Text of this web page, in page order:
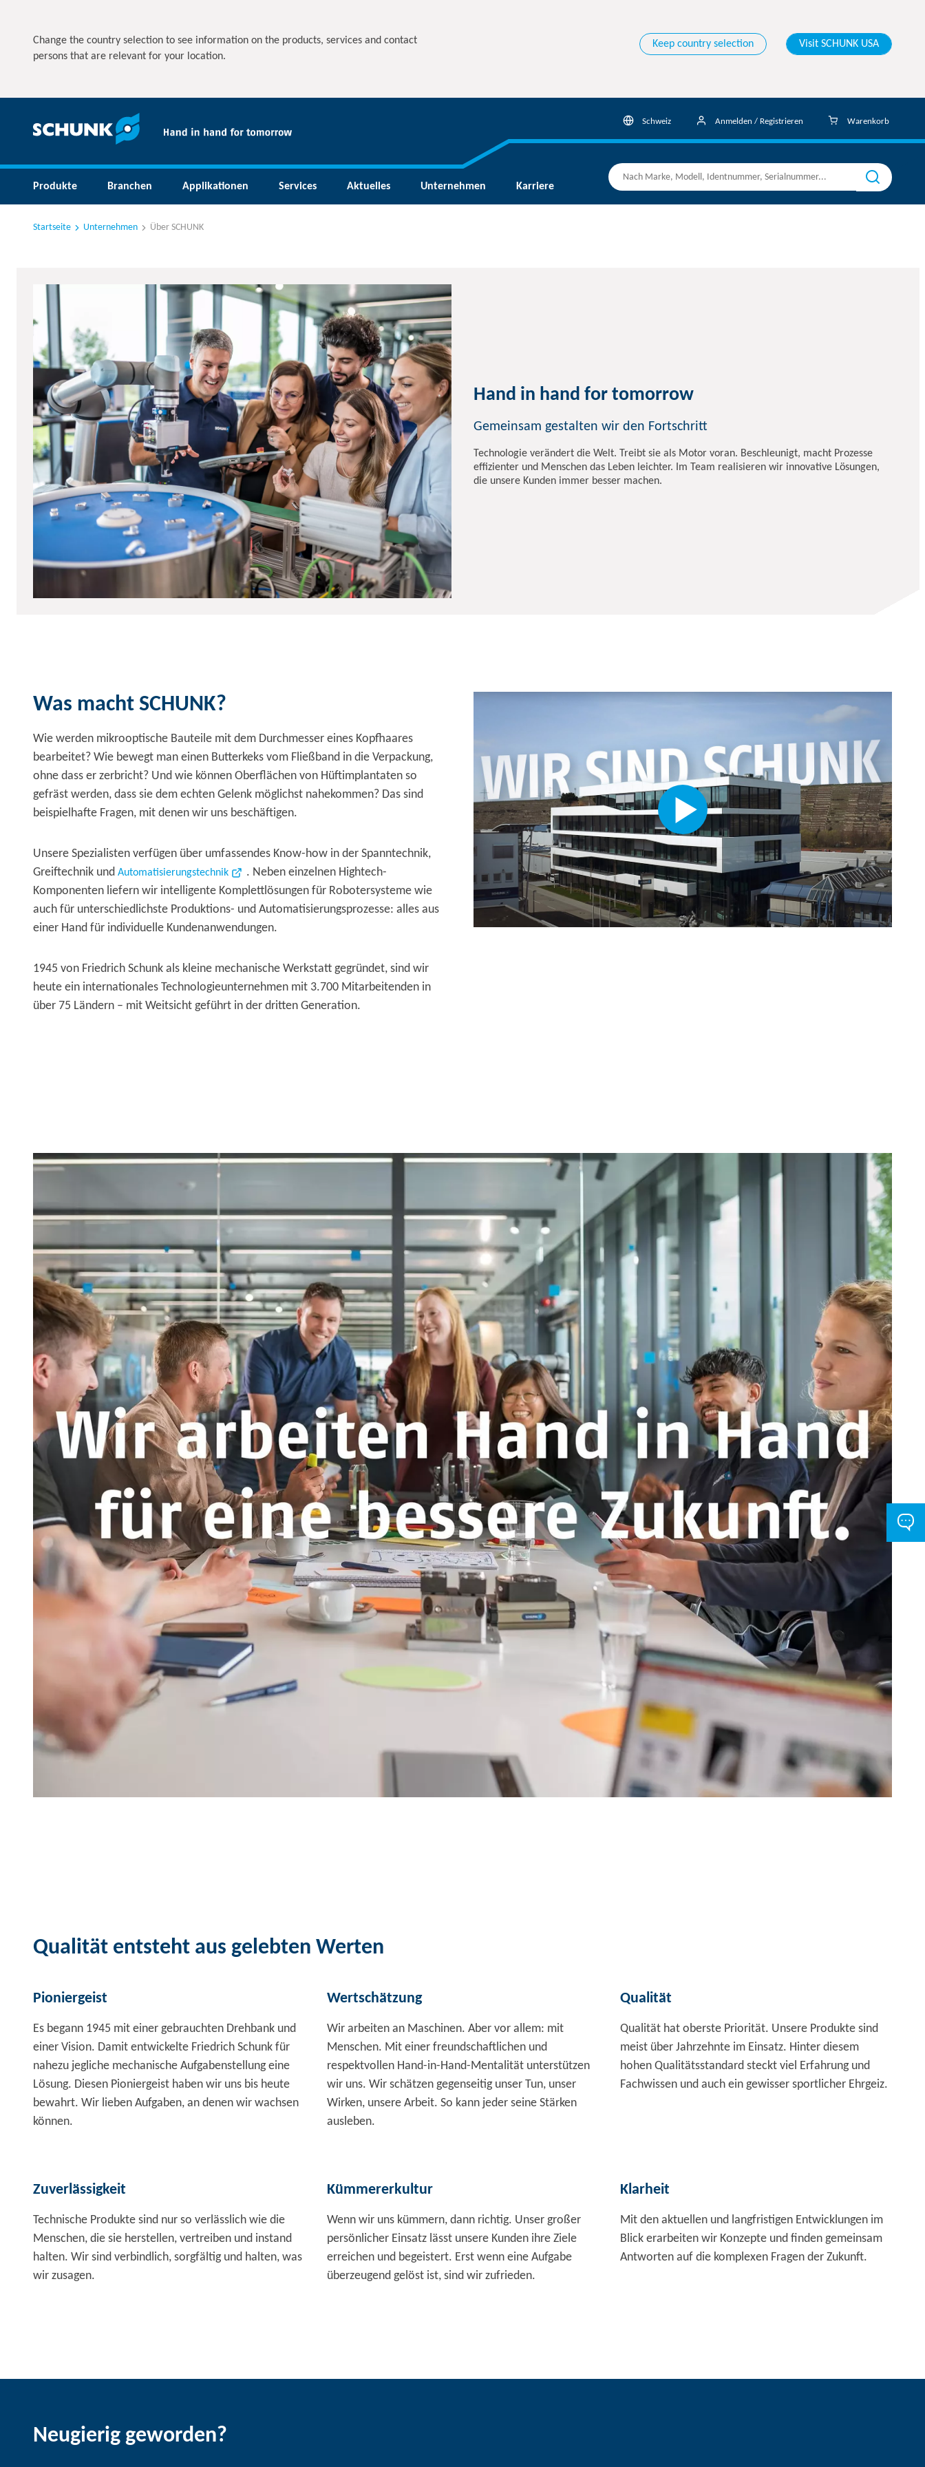
Change the country selection to see information on the products, services and contact
persons that are relevant for your location.
Keep country selection Visit SCHUNK USA
Schweiz Anmelden / Registrieren Warenkorb
Produkte Branchen Applikationen Services Aktuelles Unternehmen Karriere
Startseite Unternehmen Über SCHUNK
Hand in hand for tomorrow
Gemeinsam gestalten wir den Fortschritt
Technologie verändert die Welt. Treibt sie als Motor voran. Beschleunigt, macht Prozesse
effizienter und Menschen das Leben leichter. Im Team realisieren wir innovative Lösungen,
die unsere Kunden immer besser machen.
Was macht SCHUNK?
Wie werden mikrooptische Bauteile mit dem Durchmesser eines Kopfhaares
bearbeitet? Wie bewegt man einen Butterkeks vom Fließband in die Verpackung,
ohne dass er zerbricht? Und wie können Oberflächen von Hüftimplantaten so
gefräst werden, dass sie dem echten Gelenk möglichst nahekommen? Das sind
beispielhafte Fragen, mit denen wir uns beschäftigen.
Unsere Spezialisten verfügen über umfassendes Know-how in der Spanntechnik,
Greiftechnik und Automatisierungstechnik
. Neben einzelnen Hightech-
Komponenten liefern wir intelligente Komplettlösungen für Robotersysteme wie
auch für unterschiedlichste Produktions- und Automatisierungsprozesse: alles aus
einer Hand für individuelle Kundenanwendungen.
1945 von Friedrich Schunk als kleine mechanische Werkstatt gegründet, sind wir
heute ein internationales Technologieunternehmen mit 3.700 Mitarbeitenden in
über 75 Ländern – mit Weitsicht geführt in der dritten Generation.
Qualität entsteht aus gelebten Werten
Pioniergeist
Es begann 1945 mit einer gebrauchten Drehbank und
einer Vision. Damit entwickelte Friedrich Schunk für
nahezu jegliche mechanische Aufgabenstellung eine
Lösung. Diesen Pioniergeist haben wir uns bis heute
bewahrt. Wir lieben Aufgaben, an denen wir wachsen
können.
Wertschätzung
Wir arbeiten an Maschinen. Aber vor allem: mit
Menschen. Mit einer freundschaftlichen und
respektvollen Hand-in-Hand-Mentalität unterstützen
wir uns. Wir schätzen gegenseitig unser Tun, unser
Wirken, unsere Arbeit. So kann jeder seine Stärken
ausleben.
Qualität
Qualität hat oberste Priorität. Unsere Produkte sind
meist über Jahrzehnte im Einsatz. Hinter diesem
hohen Qualitätsstandard steckt viel Erfahrung und
Fachwissen und auch ein gewisser sportlicher Ehrgeiz.
Zuverlässigkeit
Technische Produkte sind nur so verlässlich wie die
Menschen, die sie herstellen, vertreiben und instand
halten. Wir sind verbindlich, sorgfältig und halten, was
wir zusagen.
Kümmererkultur
Wenn wir uns kümmern, dann richtig. Unser großer
persönlicher Einsatz lässt unsere Kunden ihre Ziele
erreichen und begeistert. Erst wenn eine Aufgabe
überzeugend gelöst ist, sind wir zufrieden.
Klarheit
Mit den aktuellen und langfristigen Entwicklungen im
Blick erarbeiten wir Konzepte und finden gemeinsam
Antworten auf die komplexen Fragen der Zukunft.
Neugierig geworden?